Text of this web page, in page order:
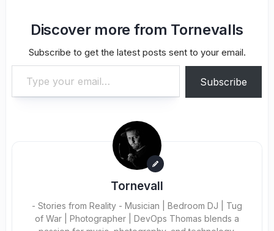
Discover more from Tornevalls
Subscribe to get the latest posts sent to your email.
Type your email…
Subscribe
Tornevall
- Stories from Reality - Musician | Bedroom DJ | Tug
of War | Photographer | DevOps Thomas blends a